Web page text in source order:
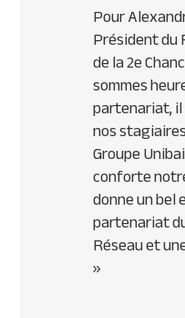
Pour
Président du
de la 2e
sommes
partenariat,
nos
Groupe
conforte
donne un bel
partenariat
Réseau et
»